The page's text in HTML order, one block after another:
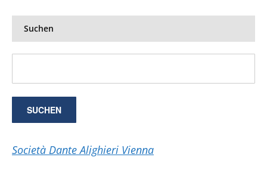
Suchen
Società Dante Alighieri Vienna